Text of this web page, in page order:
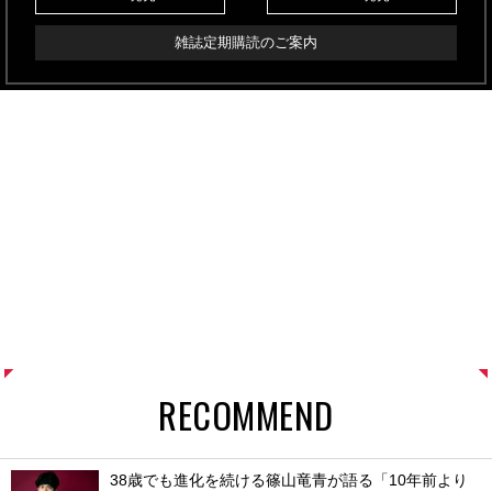
雑誌定期購読のご案内
RECOMMEND
38歳でも進化を続ける篠山竜青が語る「10年前より